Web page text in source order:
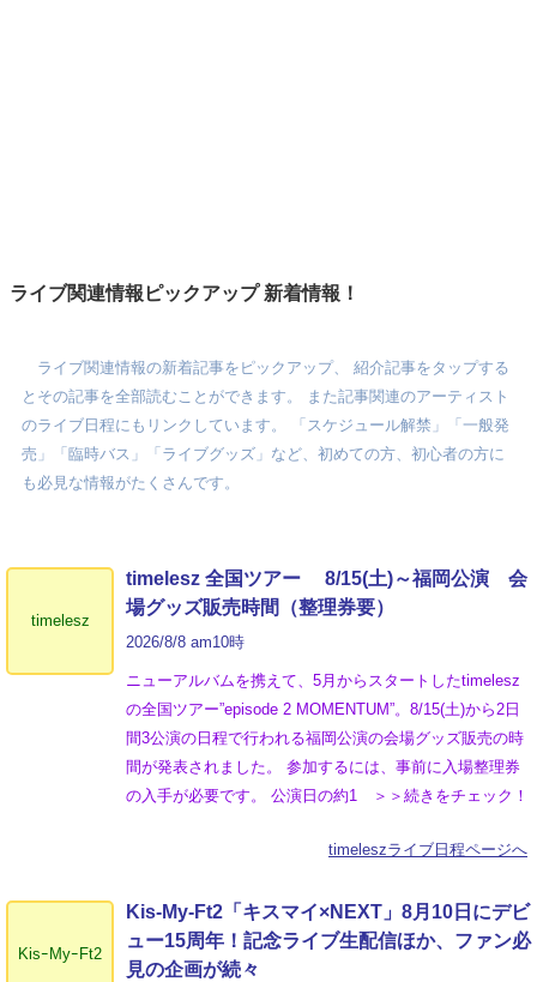
ライブ関連情報ピックアップ 新着情報！
ライブ関連情報の新着記事をピックアップ、 紹介記事をタップする
とその記事を全部読むことができます。 また記事関連のアーティスト
のライブ日程にもリンクしています。 「スケジュール解禁」「一般発
売」「臨時バス」「ライブグッズ」など、初めての方、初心者の方に
も必見な情報がたくさんです。
timelesz
timelesz 全国ツアー 8/15(土)～福岡公演 会
場グッズ販売時間（整理券要）
2026/8/8 am10時
ニューアルバムを携えて、5月からスタートしたtimelesz
の全国ツアー”episode 2 MOMENTUM”。8/15(土)から2日
間3公演の日程で行われる福岡公演の会場グッズ販売の時
間が発表されました。 参加するには、事前に入場整理券
の入手が必要です。 公演日の約1 ＞＞続きをチェック！
timeleszライブ日程ページへ
KisｰMyｰFt2
Kis-My-Ft2「キスマイ×NEXT」8月10日にデビ
ュー15周年！記念ライブ生配信ほか、ファン必
見の企画が続々